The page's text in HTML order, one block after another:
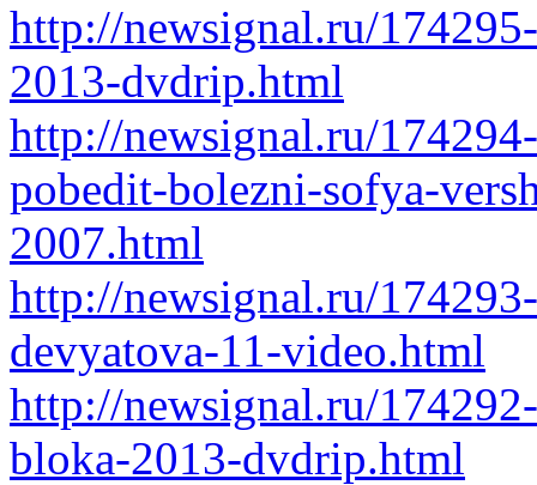
http://newsignal.ru/
2013-dvdrip.html
http://newsignal.ru/
pobedit-bolezni-sofya-
2007.html
http://newsignal.ru/
devyatova-11-video.html
http://newsignal.ru/
bloka-2013-dvdrip.html